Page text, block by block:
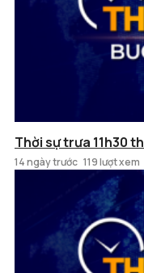
Thời sự trưa 11h30
14 ngày trước 119 lượt xem